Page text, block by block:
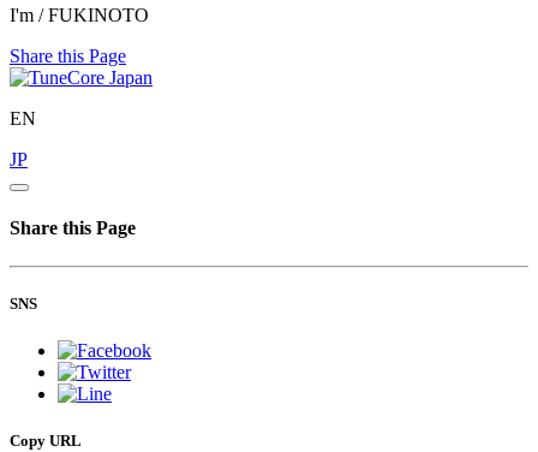
I'm / FUKINOTO
Share this Page
EN
JP
Share this Page
SNS
Copy URL